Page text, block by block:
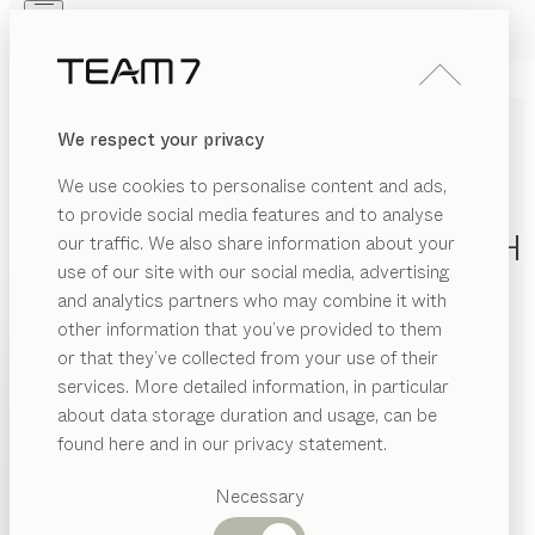
We respect your privacy
We use cookies to personalise content and ads,
to provide social media features and to analyse
our traffic. We also share information about your
use of our site with our social media, advertising
and analytics partners who may combine it with
other information that you’ve provided to them
or that they’ve collected from your use of their
services. More detailed information, in particular
about data storage duration and usage, can be
found here and in our privacy statement.
Necessary
PRODUKTE
INSPIRATION
HÄNDLER
Vorgeschlagene
Kategorien
PRODUKTE
INSPIRATION
ÜBER UNS
KINDERSCHREIBTISCH AUS
MASSIVHOLZ &
Spätestens mit Beginn der Schulzeit stellt sich die
Frage nach dem geeigneten Schreibtisch und
Schreibtischstuhl für das Kinderzimmer, um eine
optimale Lernumgebung und eine natürliche
Arbeitsatmosphäre zu schaffen. Unser kids
Kinderschreibtisch aus Massivholz ist höhenverstellbar
der Sitzposition Ihres Kindes an.
ANZEIGEN